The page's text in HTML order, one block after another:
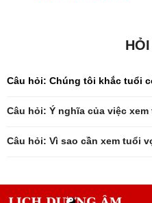
Câu hỏi: Chúng tôi khắc tuổi
Câu hỏi: Vì sao cần xem tuổi